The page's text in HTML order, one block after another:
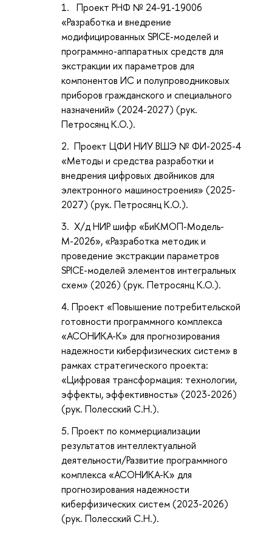
Проект РНФ № 24-91-19006
«Разработка и внедрение
модифицированных SPICE-моделей и
программно-аппаратных средств для
экстракции их параметров для
компонентов ИС и полупроводниковых
приборов гражданского и специального
назначений» (2024-2027) (рук.
Петросянц К.О.).
Проект ЦФИ НИУ ВШЭ № ФИ-2025-4
«Методы и средства разработки и
внедрения цифровых двойников для
электронного машиностроения» (2025-
2027) (рук. Петросянц К.О.).
Х/д НИР шифр «БиКМОП-Модель-
М-2026», «Разработка методик и
проведение экстракции параметров
SPICE-моделей элементов интегральных
схем» (2026) (рук. Петросянц К.О.).
Проект «Повышение потребительской
готовности программного комплекса
«АСОНИКА-К» для прогнозирования
надежности киберфизических систем» в
рамках стратегического проекта:
«Цифровая трансформация: технологии,
эффекты, эффективность» (2023-2026)
(рук. Полесский С.Н.).
Проект по коммерциализации
результатов интеллектуальной
деятельности/Развитие программного
комплекса «АСОНИКА-К» для
прогнозирования надежности
киберфизических систем (2023-2026)
(рук. Полесский С.Н.).